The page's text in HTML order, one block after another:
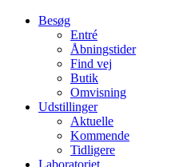
Besøg
Entré
Åbningstider
Find vej
Butik
Omvisning
Udstillinger
Aktuelle
Kommende
Tidligere
Laboratoriet